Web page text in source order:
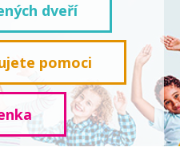
dveří
pomoci